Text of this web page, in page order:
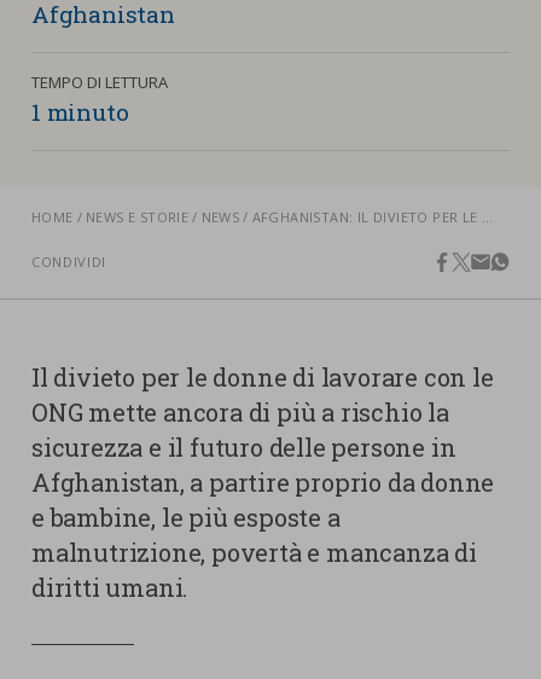
PARTECIPA
Contatti
Trasparenza
CERCA CARRELLO
nostra cookies policy.
Cookie strettamente necessari
Cookie di marketing
Cookie di terze parti
HOME NEWS E STORIE NEWS AFGHANISTAN: IL DIVIETO PER LE DONNE DI LAVORARE CON LE ONG METTE A RISCHIO LA SICUREZZA E IL FUTURO DELLE PERSONE
CONDIVIDI facebook
twitter
email
Afghanistan
TEMPO DI LETTURA
1 minuto
Il divieto per le donne di lavorare con le
ONG mette ancora di più a rischio la
sicurezza e il futuro delle persone in
Afghanistan, a partire proprio da donne
e bambine, le più esposte a
malnutrizione, povertà e mancanza di
diritti umani.